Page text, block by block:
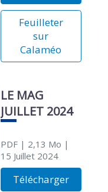
Feuilleter
sur
Calaméo
LE MAG
JUILLET 2024
PDF| 2,13 Mo |
15 Juillet 2024
Télécharger